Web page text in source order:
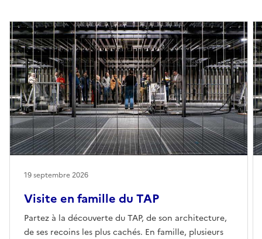
Visite en famille du TAP
Partez à la découverte du TAP, de son architecture,
de ses recoins les plus cachés. En famille, plusieurs
19 septembre 2026